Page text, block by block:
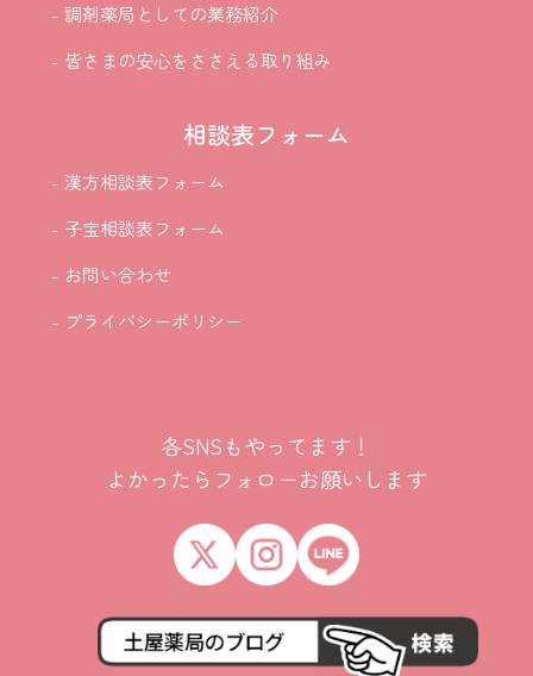
- 調剤薬局としての業務紹介
- 皆さまの安心をささえる取り組み
相談表フォーム
- 漢方相談表フォーム
- 子宝相談表フォーム
- お問い合わせ
- プライバシーポリシー
各SNSもやってます！
よかったらフォローお願いします